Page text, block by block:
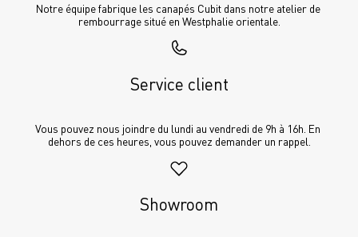
Notre équipe fabrique les canapés Cubit dans notre atelier de
rembourrage situé en Westphalie orientale.
Service client
Vous pouvez nous joindre du lundi au vendredi de 9h à 16h. En
dehors de ces heures, vous pouvez demander un rappel.
Showroom